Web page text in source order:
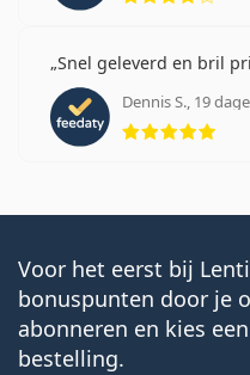
Snel geleverd en bril
Dennis S., 19
Voor het eerst bij
bonuspunten door je
abonneren en kies
bestelling.